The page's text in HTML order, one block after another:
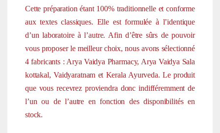
Cette préparation étant 100% traditionnelle et conforme
aux textes classiques. Elle est formulée à l’identique
d’un laboratoire à l’autre. Afin d’être sûrs de pouvoir
vous proposer le meilleur choix, nous avons sélectionné
4 fabricants : Arya Vaidya Pharmacy, Arya Vaidya Sala
kottakal, Vaidyaratnam et Kerala Ayurveda. Le produit
que vous recevrez proviendra donc indifféremment de
l’un ou de l’autre en fonction des disponibilités en
stock.